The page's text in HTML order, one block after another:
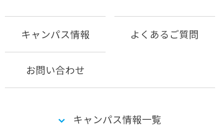
キャンパス情報 よくあるご質問
お問い合わせ
キャンパス情報一覧